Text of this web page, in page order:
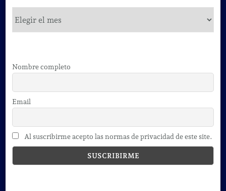
Nombre completo
Email
Al suscribirme acepto las normas de privacidad de este site.